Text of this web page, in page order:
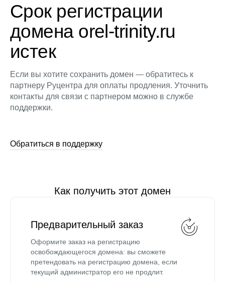
Срок регистрации
домена orel-trinity.ru
истек
Если вы хотите сохранить домен — обратитесь к
партнеру Руцентра для оплаты продления. Уточнить
контакты для связи с партнером можно в службе
поддержки.
Обратиться в поддержку
Как получить этот домен
Предварительный заказ
Оформите заказ на регистрацию
освобождающегося домена: вы сможете
претендовать на регистрацию домена, если
текущий администратор его не продлит.